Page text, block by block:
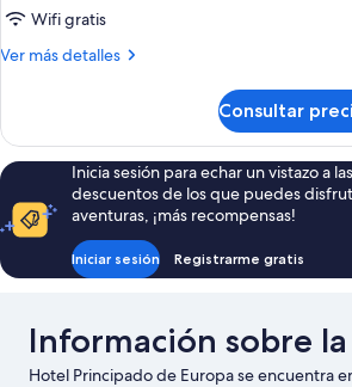
Wifi gratis
Ver más detalles
Más
triple
económica
Consultar
Inicia sesión para echar un vistazo a
descuentos de los que puedes
aventuras, ¡más recompensas!
Iniciar sesión Registrarme gratis
Información sobre
Hotel Principado de Europa se encuentra